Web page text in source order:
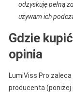
odzyskuję pełną
używam ich
Gdzie
opinia
LumiViss Pro
producenta (poniżej